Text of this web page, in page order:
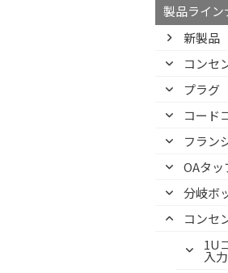
製品ライ
新製品
コンセ
プラグ
コード
フラン
OAタ
分岐ボ
コンセ
1U
入力